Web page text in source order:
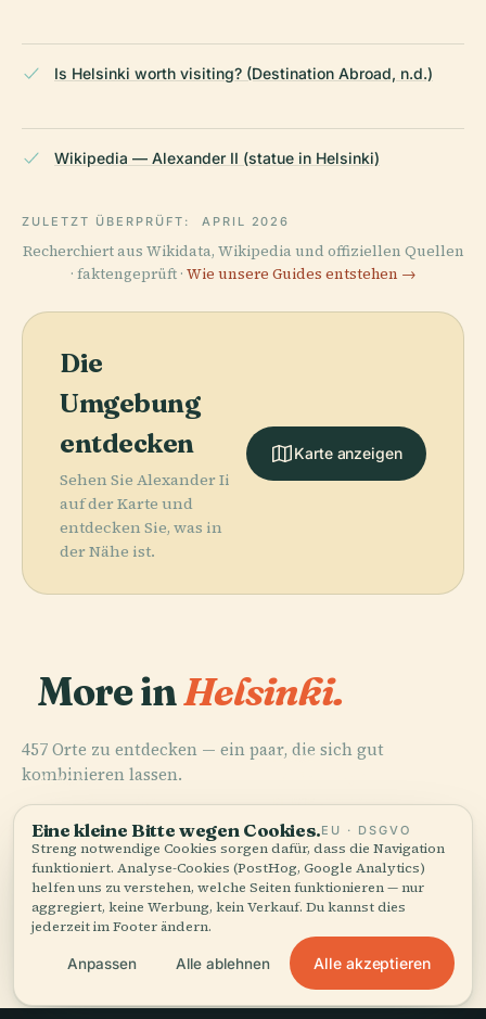
Is Helsinki worth visiting? (Destination Abroad, n.d.)
Wikipedia — Alexander II (statue in Helsinki)
ZULETZT ÜBERPRÜFT: APRIL 2026
Recherchiert aus Wikidata, Wikipedia und offiziellen Quellen
· faktengeprüft · Wie unsere Guides entstehen →
Die
Umgebung
entdecken
Sehen Sie Alexander Ii
auf der Karte und
entdecken Sie, was in
der Nähe ist.
Karte anzeigen
More inHelsinki.
457 Orte zu entdecken — ein paar, die sich gut
kombinieren lassen.
PLACE
Central Park
PLACE
Hietaniemi
PLACE
Finnische
Nationaloper
PLACE
Senatsplatz
Alle 457 Orte in Helsinki
Eine kleine Bitte wegen Cookies.EU · DSGVO
Streng notwendige Cookies sorgen dafür, dass die Navigation
funktioniert. Analyse-Cookies (PostHog, Google Analytics)
helfen uns zu verstehen, welche Seiten funktionieren — nur
aggregiert, keine Werbung, kein Verkauf. Du kannst dies
jederzeit im Footer ändern.
Anpassen Alle ablehnen Alle akzeptieren